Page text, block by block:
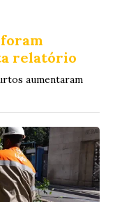
relatório
aumentaram